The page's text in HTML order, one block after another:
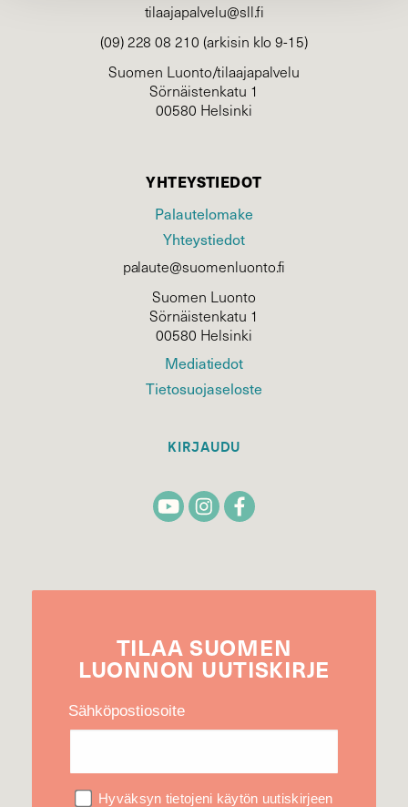
tilaajapalvelu@sll.fi
(09) 228 08 210 (arkisin klo 9-15)
Suomen Luonto/tilaajapalvelu
Sörnäistenkatu 1
00580 Helsinki
YHTEYSTIEDOT
Palautelomake
Yhteystiedot
palaute@suomenluonto.fi
Suomen Luonto
Sörnäistenkatu 1
00580 Helsinki
Mediatiedot
Tietosuojaseloste
KIRJAUDU
TILAA SUOMEN
LUONNON UUTIS­KIRJE
Sähköpostiosoite
Hyväksyn tietojeni käytön uutiskirjeen